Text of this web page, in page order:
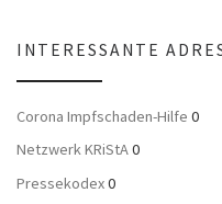
INTERESSANTE
Corona Impfschaden-Hilfe 0
Netzwerk KRiStA0
Pressekodex0